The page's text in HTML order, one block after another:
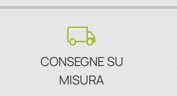
local_shipping
CONSEGNE SU
MISURA